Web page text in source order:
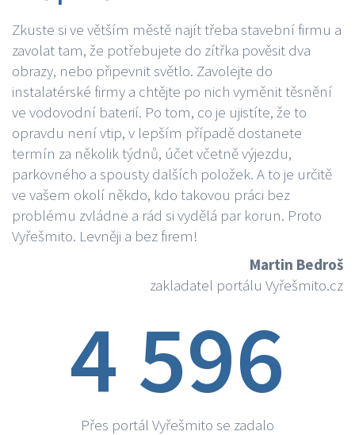
Zkuste si ve větším městě najít třeba stavební firmu a
zavolat tam, že potřebujete do zítřka pověsit dva
obrazy, nebo připevnit světlo. Zavolejte do
instalatérské firmy a chtějte po nich vyměnit těsnění
ve vodovodní baterií. Po tom, co je ujistíte, že to
opravdu není vtip, v lepším případě dostanete
termín za několik týdnů, účet včetně výjezdu,
parkovného a spousty dalších položek. A to je určitě
ve vašem okolí někdo, kdo takovou práci bez
problému zvládne a rád si vydělá par korun. Proto
Vyřešmito. Levněji a bez firem!
Martin Bedroš
zakladatel portálu Vyřešmito.cz
4 596
Přes portál Vyřešmito se zadalo